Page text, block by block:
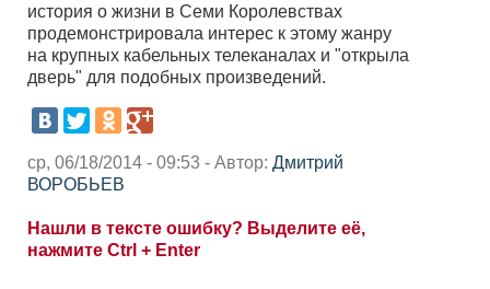
история о жизни в Семи Королевствах
продемонстрировала интерес к этому жанру
на крупных кабельных телеканалах и "открыла
дверь" для подобных произведений.
ср, 06/18/2014 - 09:53 - Автор: Дмитрий
ВОРОБЬЕВ
Нашли в тексте ошибку? Выделите её,
нажмите Ctrl + Enter